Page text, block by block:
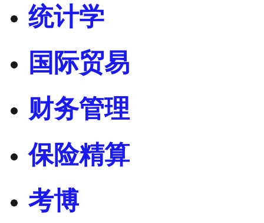
统计学
国际贸易
财务管理
保险精算
考博